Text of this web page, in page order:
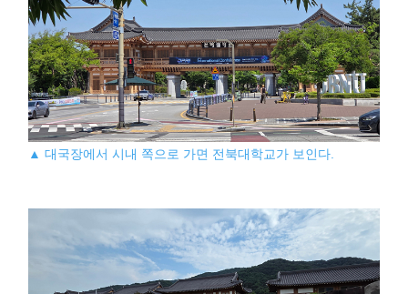
▲ 대국장에서 시내 쪽으로 가면 전북대학교가 보인다.